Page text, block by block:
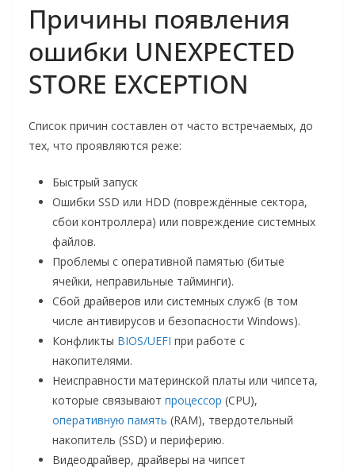
Причины появления
ошибки UNEXPECTED
STORE EXCEPTION
Список причин составлен от часто встречаемых, до
тех, что проявляются реже:
Быстрый запуск
Ошибки SSD или HDD (повреждённые сектора,
сбои контроллера) или повреждение системных
файлов.
Проблемы с оперативной памятью (битые
ячейки, неправильные тайминги).
Сбой драйверов или системных служб (в том
числе антивирусов и безопасности Windows).
Конфликты BIOS/UEFI при работе с
накопителями.
Неисправности материнской платы или чипсета,
которые связывают процессор (CPU),
оперативную память (RAM), твердотельный
накопитель (SSD) и периферию.
Видеодрайвер, драйверы на чипсет